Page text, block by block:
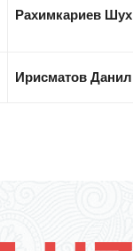
Рахимкариев
Ирисматов